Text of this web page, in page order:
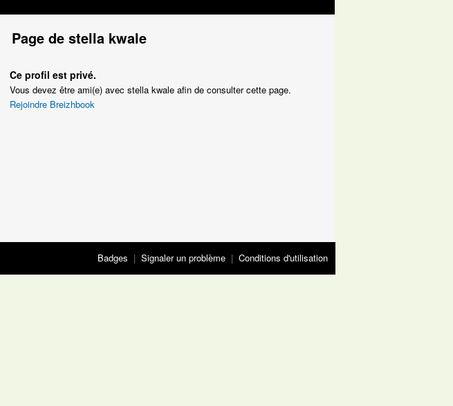
Page de stella kwale
Ce profil est privé.
Vous devez être ami(e) avec stella kwale afin de consulter cette page.
Rejoindre Breizhbook
Badges | Signaler un problème | Conditions d'utilisation